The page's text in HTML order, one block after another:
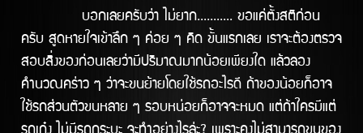
บอกเลยครับว่า ไม่ยาก........... ขอแค่ตั้งสติก่อน
ครับ สูดหายใจเข้าลึก ๆ ค่อย ๆ คิด ขั้นแรกเลย เราจะต้องตรวจ
สอบสิ่งของก่อนเลยว่ามีปริมาณมากน้อยเพียงใด แล้วลอง
คำนวณคร่าว ๆ ว่าจะขนย้ายโดยใช้รถอะไรดี ถ้าของน้อยก็อาจ
ใช้รถส่วนตัวขนหลาย ๆ รอบหน่อยก็อาจจะหมด แต่ถ้าใครมีแต่